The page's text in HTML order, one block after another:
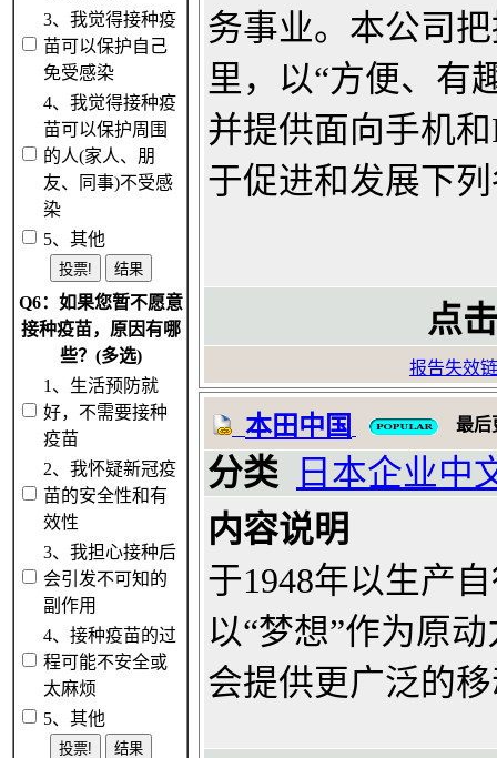
3、我觉得接种疫
苗可以保护自己
免受感染
4、我觉得接种疫
苗可以保护周围
的人(家人、朋
友、同事)不受感
染
5、其他
Q6：如果您暂不愿意
接种疫苗，原因有哪
些？(多选)
1、生活预防就
好，不需要接种
疫苗
2、我怀疑新冠疫
苗的安全性和有
效性
3、我担心接种后
会引发不可知的
副作用
4、接种疫苗的过
程可能不安全或
太麻烦
5、其他
务事业。本公司
里，以“方便、有
并提供面向手机
于促进和发展下
点
报告失效
本田中国 最后
分类
日本企业中
内容说明
于1948年以生产
以“梦想”作为原
会提供更广泛的